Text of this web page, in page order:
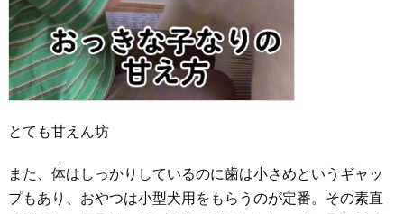
とても甘えん坊
また、体はしっかりしているのに歯は小さめというギャッ
プもあり、おやつは小型犬用をもらうのが定番。その素直